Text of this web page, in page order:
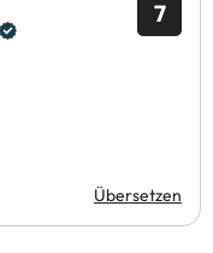
7
Übersetzen